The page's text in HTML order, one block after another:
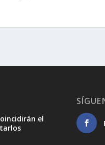
el